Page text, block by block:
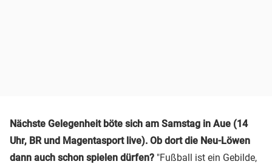
Nächste Gelegenheit böte sich am Samstag in Aue (14
Uhr, BR und Magentasport live). Ob dort die Neu-Löwen
dann auch schon spielen dürfen? "Fußball ist ein Gebilde,